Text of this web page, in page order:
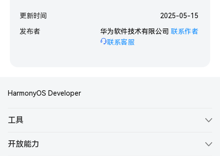
更新时间
2025-05-15
发布者
华为软件技术有限公司 联系作者
联系客服
HarmonyOS Developer
工具
开放能力